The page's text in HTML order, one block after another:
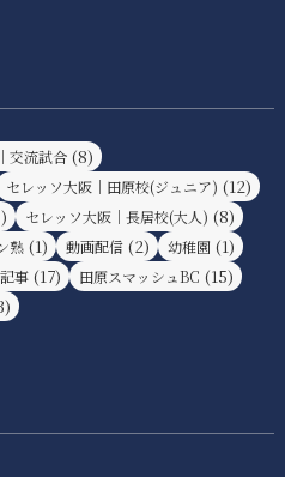
交流試合 (8)
セレッソ大阪｜田原校(ジュニア) (12)
セレッソ大阪｜長居校(大人) (8)
熟 (1) 動画配信 (2) 幼稚園 (1)
事 (17) 田原スマッシュBC (15)